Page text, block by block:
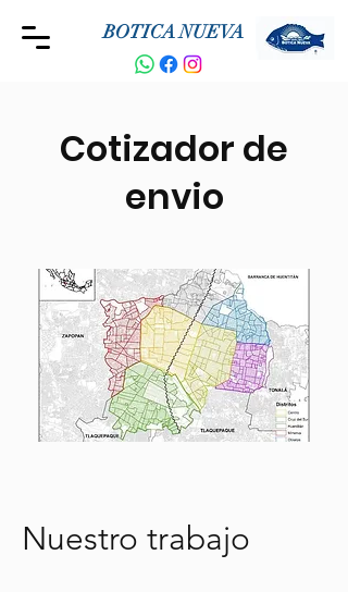
BOTICA NUEVA
Cotizador de
envio
Nuestro trabajo